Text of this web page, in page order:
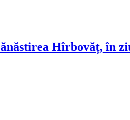
Hîrbovăț, în